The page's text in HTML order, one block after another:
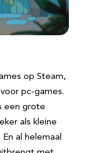
op Steam,
pc-games.
een grote
als kleine
al helemaal